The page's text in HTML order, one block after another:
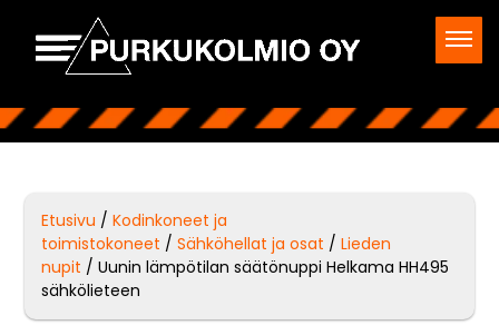
Etusivu /Kodinkoneet ja
toimistokoneet /Sähköhellat ja osat /Lieden
nupit / Uunin lämpötilan säätönuppi Helkama HH495
sähkölieteen